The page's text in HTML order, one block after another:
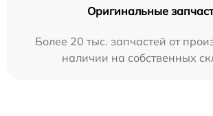
Оригинальные
Более 20 тыс. запчастей от
наличии на собственных